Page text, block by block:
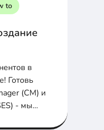
to
в
Готовь
(СМ) и
- мы